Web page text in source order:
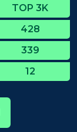
TOP 3K
428
339
12